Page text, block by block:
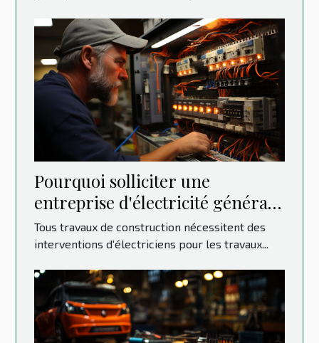
Pourquoi solliciter une
entreprise d'électricité générale
?
Tous travaux de construction nécessitent des
interventions d'électriciens pour les travaux...